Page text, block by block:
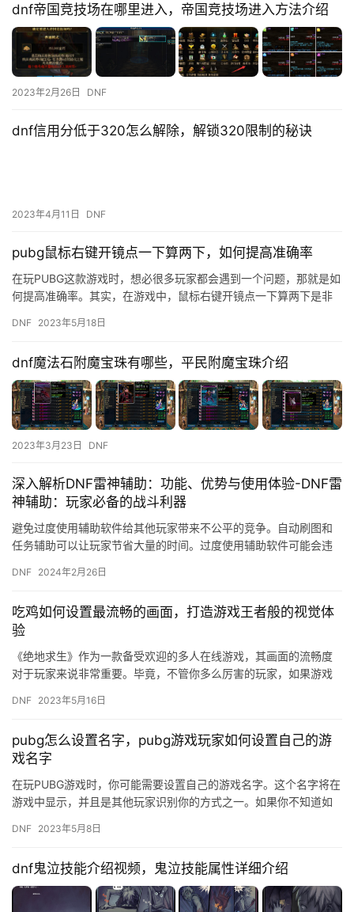
dnf帝国竞技场在哪里进入，帝国竞技场进入方法介绍
2023年2月26日 DNF
dnf信用分低于320怎么解除，解锁320限制的秘诀
2023年4月11日 DNF
pubg鼠标右键开镜点一下算两下，如何提高准确率
在玩PUBG这款游戏时，想必很多玩家都会遇到一个问题，那就是如
何提高准确率。其实，在游戏中，鼠标右键开镜点一下算两下是非
己…
DNF 2023年5月18日
dnf魔法石附魔宝珠有哪些，平民附魔宝珠介绍
2023年3月23日 DNF
深入解析DNF雷神辅助：功能、优势与使用体验-DNF雷
神辅助：玩家必备的战斗利器
避免过度使用辅助软件给其他玩家带来不公平的竞争。自动刷图和
任务辅助可以让玩家节省大量的时间。过度使用辅助软件可能会违
DNF 2024年2月26日
吃鸡如何设置最流畅的画面，打造游戏王者般的视觉体
验
《绝地求生》作为一款备受欢迎的多人在线游戏，其画面的流畅度
对于玩家来说非常重要。毕竟，不管你多么厉害的玩家，如果游戏
何设置…
DNF 2023年5月16日
pubg怎么设置名字，pubg游戏玩家如何设置自己的游
戏名字
在玩PUBG游戏时，你可能需要设置自己的游戏名字。这个名字将在
游戏中显示，并且是其他玩家识别你的方式之一。如果你不知道如
DNF 2023年5月8日
dnf鬼泣技能介绍视频，鬼泣技能属性详细介绍